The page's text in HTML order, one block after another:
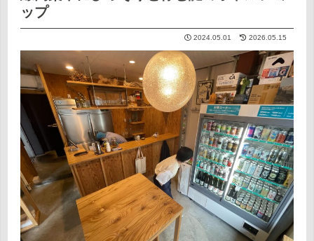
ップ
2024.05.01 2026.05.15